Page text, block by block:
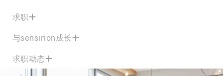
求职
与sensirion成长
求职动态